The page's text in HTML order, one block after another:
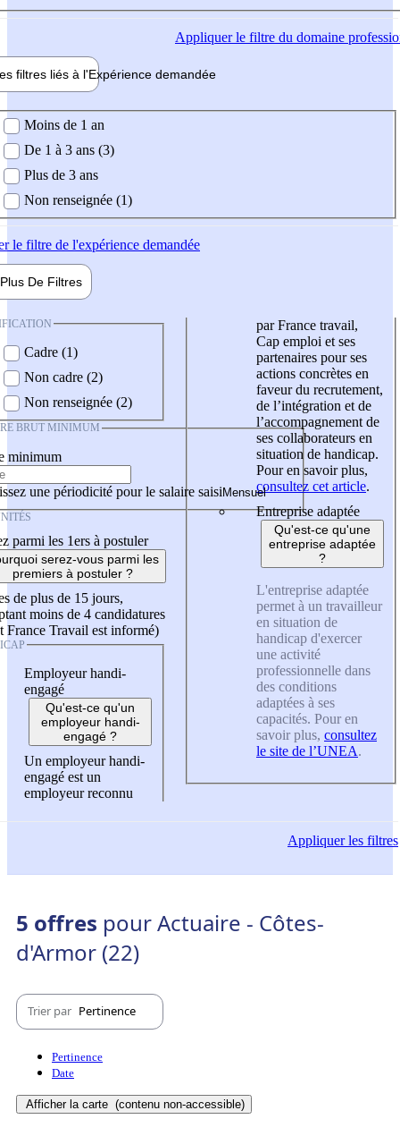
Appliquerle filtre du domaine
filtres liés à l'Expérience demandée
demandée
Moins de 1 an
De 1 à 3 ans (3)
Plus de 3 ans
Non renseignée (1)
le filtre de l'expérience demandée
Plus De Filtres
Cadre (1)
Non cadre (2)
Non renseignée (2)
BRUT MINIMUM
minimum
une périodicité pour le salaire saisi
parmi les 1ers à postuler
serez-vous parmi les
premiers à postuler ?
de plus de 15 jours,
moins de 4 candidatures
France Travail est informé)
Employeur handi-
engagé
Qu'est-ce qu'un
employeur handi-
engagé ?
Un employeur handi-
engagé est un
employeur reconnu
par France travail,
Cap emploi et ses
partenaires pour ses
actions concrètes en
faveur du recrutement,
de l’intégration et de
l’accompagnement de
ses collaborateurs en
situation de handicap.
Pour en savoir plus,
consultez cet article.
Entreprise adaptée
Qu'est-ce qu'une
entreprise adaptée
?
L'entreprise adaptée
permet à un travailleur
en situation de
handicap d'exercer
une activité
professionnelle dans
des conditions
adaptées à ses
capacités. Pour en
savoir plus, consultez
le site de l’UNEA.
Appliquerles filtres
5 offres pour Actuaire - Côtes-
d'Armor (22)
Trier par Pertinence
Pertinence
Date
Afficher la carte (contenu non-accessible)